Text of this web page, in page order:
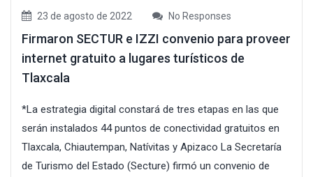
23 de agosto de 2022 No Responses
Firmaron SECTUR e IZZI convenio para proveer
internet gratuito a lugares turísticos de
Tlaxcala
*La estrategia digital constará de tres etapas en las que
serán instalados 44 puntos de conectividad gratuitos en
Tlaxcala, Chiautempan, Natívitas y Apizaco La Secretaría
de Turismo del Estado (Secture) firmó un convenio de